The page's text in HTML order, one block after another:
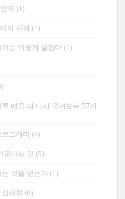
자(1)
의 사색 (1)
는 이렇게 일한다(1)
배울 때 다시 풀어보는 57개
그래머 (4)
운다는 것 (5)
것을 얻는가(1)
심리학(6)